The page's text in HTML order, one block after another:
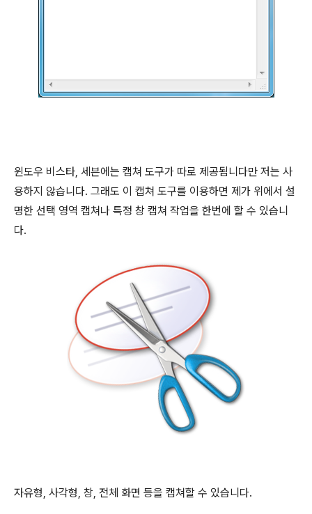
윈도우 비스타, 세븐에는 캡쳐 도구가 따로 제공됩니다만 저는 사
용하지 않습니다. 그래도 이 캡쳐 도구를 이용하면 제가 위에서 설
명한 선택 영역 캡쳐나 특정 창 캡쳐 작업을 한번에 할 수 있습니
다.
자유형, 사각형, 창, 전체 화면 등을 캡쳐할 수 있습니다.